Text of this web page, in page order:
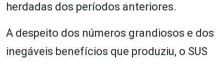
herdadas dos períodos anteriores.
A despeito dos números grandiosos e dos
inegáveis benefícios que produziu, o SUS